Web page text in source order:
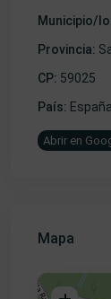
Municipio/
Provincia:
CP: 59025
País: España
Abrir en
Mapa